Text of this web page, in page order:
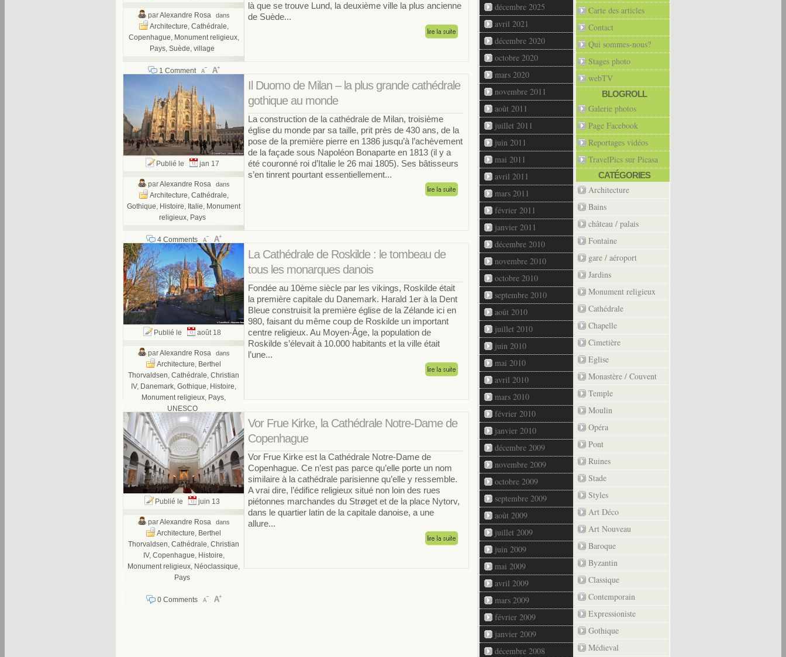
parAlexandre Rosa dans
Architecture, Cathédrale,
Copenhague, Monument religieux,
Pays, Suède, village
1 Comment
là que se trouve Lund, la deuxième ville la plus ancienne
de Suède...
Publié le jan 17
parAlexandre Rosa dans
Architecture, Cathédrale,
Gothique, Histoire, Italie, Monument
religieux, Pays
4 Comments
Il Duomo de Milan – la plus grande cathédrale
gothique au monde
La construction de la cathédrale de Milan, troisième
église du monde par sa taille, prit près de 430 ans, de la
pose de la première pierre en 1386 jusqu’à l’achèvement
de la façade sous Napoléon Bonaparte en 1813 (il y a
été couronné roi d’Italie le 26 mai 1805). Ses bâtisseurs
s’en tinrent pourtant essentiellement...
Publié le août 18
parAlexandre Rosa dans
Architecture, Berthel
Thorvaldsen, Cathédrale, Christian
IV, Danemark, Gothique, Histoire,
Monument religieux, Pays,
UNESCO
0 Comments
La Cathédrale de Roskilde : le tombeau de
tous les monarques danois
Fondée au 10ème siècle par les vikings, Roskilde était
la première capitale du Danemark. Harald 1er à la Dent
Bleue construisit la première église de la Zélande ici en
980, faisant du même coup de Roskilde un important
centre religieux. Au Moyen-Âge, la population de
Roskilde s’élevait à 10.000 habitants et la ville était
l’une...
Publié le juin 13
parAlexandre Rosa dans
Architecture, Berthel
Thorvaldsen, Cathédrale, Christian
IV, Copenhague, Histoire,
Monument religieux, Néoclassique,
Pays
0 Comments
Vor Frue Kirke, la Cathédrale Notre-Dame de
Copenhague
Vor Frue Kirke est la Cathédrale Notre-Dame de
Copenhague. Ce n’est pas parce qu’elle porte un nom
similaire à la cathédrale parisienne qu’elle y ressemble.
A vrai dire, l’édifice religieux situé non loin des rues
piétonnes marchandes du Strøget et de la place Nytorv,
dans le quartier latin de la capitale danoise, a une
allure...
décembre 2025
avril 2021
décembre 2020
octobre 2020
mars 2020
novembre 2011
août 2011
juillet 2011
juin 2011
mai 2011
avril 2011
mars 2011
février 2011
janvier 2011
décembre 2010
novembre 2010
octobre 2010
septembre 2010
août 2010
juillet 2010
juin 2010
mai 2010
avril 2010
mars 2010
février 2010
janvier 2010
décembre 2009
novembre 2009
octobre 2009
septembre 2009
août 2009
juillet 2009
juin 2009
mai 2009
avril 2009
mars 2009
février 2009
janvier 2009
décembre 2008
Carte des articles
Contact
Qui sommes-nous?
Stages photo
webTV
BLOGROLL
Galerie photos
Page Facebook
Reportages vidéos
TravelPics sur Picasa
CATÉGORIES
Architecture
Bains
château / palais
Fontaine
gare / aéroport
Jardins
Monument religieux
Cathédrale
Chapelle
Cimetière
Eglise
Monastère / Couvent
Temple
Moulin
Opéra
Pont
Ruines
Stade
Styles
Art Déco
Art Nouveau
Baroque
Byzantin
Classique
Contemporain
Expressioniste
Gothique
Médieval